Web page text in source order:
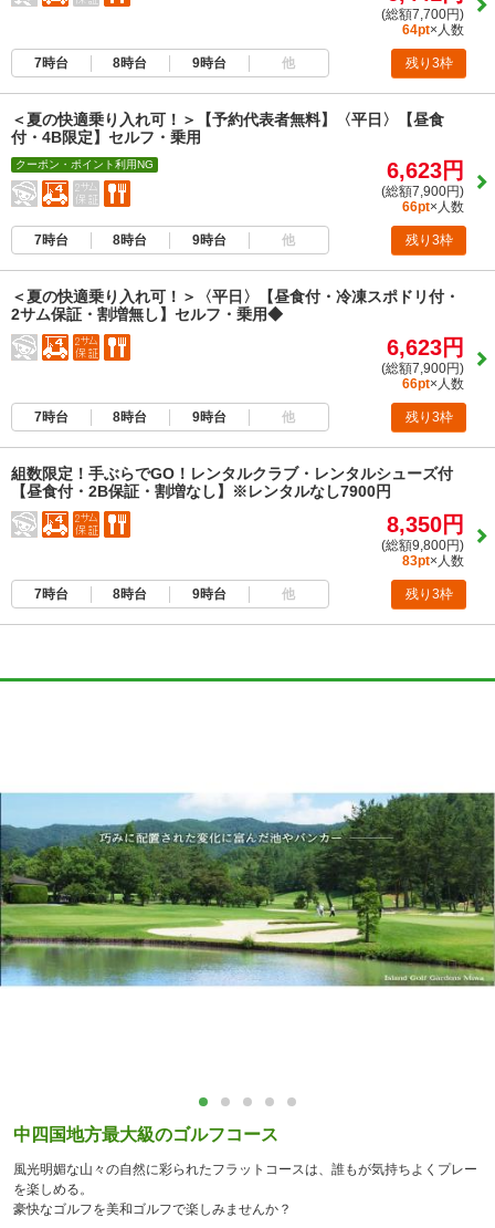
(総額7,700円)
64pt×人数
7時台 8時台 9時台 他 残り3枠
＜夏の快適乗り入れ可！＞【予約代表者無料】〈平日〉【昼食
付・4B限定】セルフ・乗用
クーポン・ポイント利用NG 6,623円
(総額7,900円)
66pt×人数
7時台 8時台 9時台 他 残り3枠
＜夏の快適乗り入れ可！＞〈平日〉【昼食付・冷凍スポドリ付・
2サム保証・割増無し】セルフ・乗用◆
6,623円
(総額7,900円)
66pt×人数
7時台 8時台 9時台 他 残り3枠
組数限定！手ぶらでGO！レンタルクラブ・レンタルシューズ付
【昼食付・2B保証・割増なし】※レンタルなし7900円
8,350円
(総額9,800円)
83pt×人数
7時台 8時台 9時台 他 残り3枠
中四国地方最大級のゴルフコース
風光明媚な山々の自然に彩られたフラットコースは、誰もが気持ちよくプレー
を楽しめる。
豪快なゴルフを美和ゴルフで楽しみませんか？